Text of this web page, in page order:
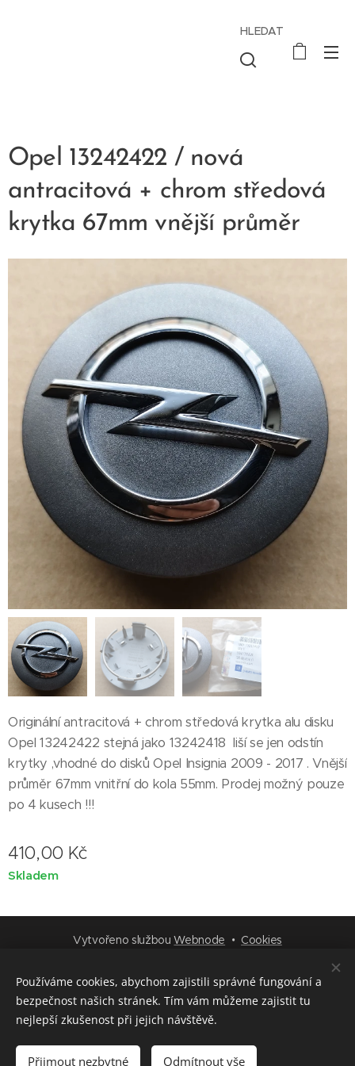
HLEDAT
Opel 13242422 / nová
antracitová + chrom středová
krytka 67mm vnější průměr
Originální antracitová + chrom středová krytka alu disku
Opel 13242422 stejná jako 13242418 liší se jen odstín
krytky ,vhodné do disků Opel Insignia 2009 - 2017 . Vnější
průměr 67mm vnitřní do kola 55mm. Prodej možný pouze
po 4 kusech !!!
410,00 Kč
Skladem
Do košíku
Vytvořeno službouWebnode Cookies
Čeština
Deutsch English Русский
Používáme cookies, abychom zajistili správné fungování a
bezpečnost našich stránek. Tím vám můžeme zajistit tu
nejlepší zkušenost při jejich návštěvě.
Přijmout nezbytné Odmítnout vše